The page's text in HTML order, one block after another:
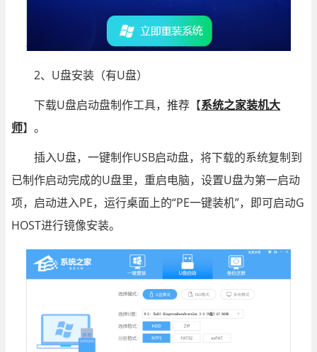
2、U盘安装（有U盘）
下载U盘启动盘制作工具，推荐【系统之家装机大
师】。
插入U盘，一键制作USB启动盘，将下载的系统复制到
已制作启动完成的U盘里，重启电脑，设置U盘为第一启动
项，启动进入PE，运行桌面上的“PE一键装机”，即可启动G
HOST进行镜像安装。